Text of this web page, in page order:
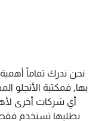
نحن ندرك تماماً
بها, فمكتبة الأنجلو
أي شركات أخرى
نطلبها تستخدم